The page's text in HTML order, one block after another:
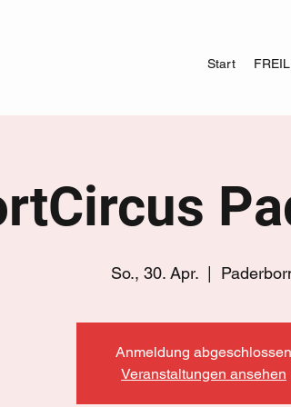
Start
So., 30. Apr.
Anmeldung abgeschlossen
Veranstaltungen ansehen